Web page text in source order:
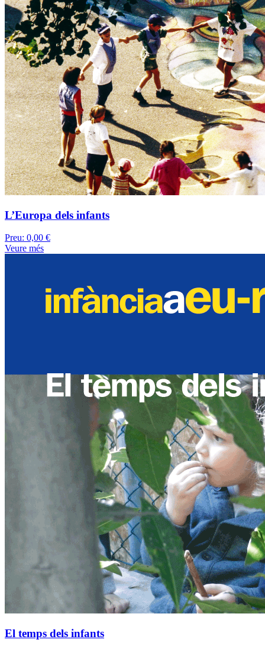
L’Europa dels infants
Preu: 0,00 €
Veure més
El temps dels infants